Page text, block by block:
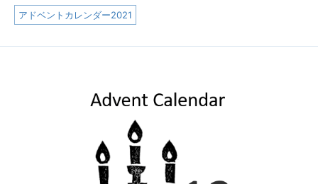
アドベントカレンダー2021